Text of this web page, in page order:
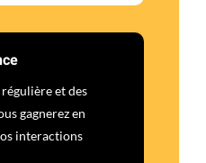
et des
gagnerez en
interactions